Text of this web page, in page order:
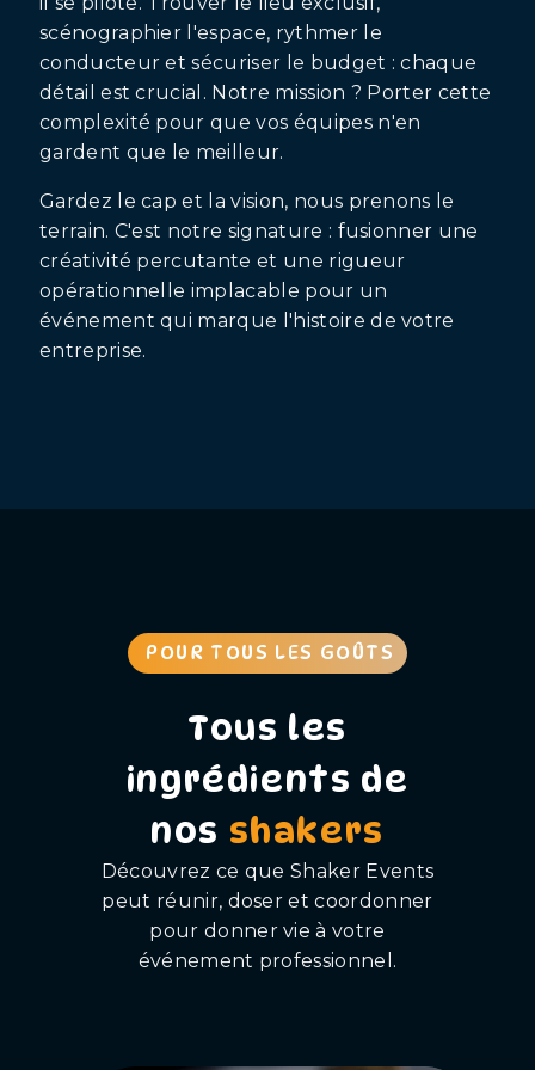
scénographier l'espace, rythmer le
conducteur et sécuriser le budget : chaque
détail est crucial. Notre mission ? Porter cette
complexité pour que vos équipes n'en
gardent que le meilleur.
Gardez le cap et la vision, nous prenons le
terrain. C'est notre signature : fusionner une
créativité percutante et une rigueur
opérationnelle implacable pour un
événement qui marque l'histoire de votre
entreprise.
POUR TOUS LES GOÛTS
Tous les
ingrédients de
nos shakers
Découvrez ce que Shaker Events
peut réunir, doser et coordonner
pour donner vie à votre
événement professionnel.